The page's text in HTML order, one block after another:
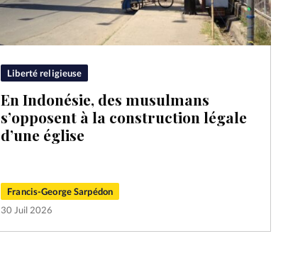
Liberté religieuse
En Indonésie, des musulmans
s’opposent à la construction légale
d’une église
Francis-George Sarpédon
30 Juil 2026